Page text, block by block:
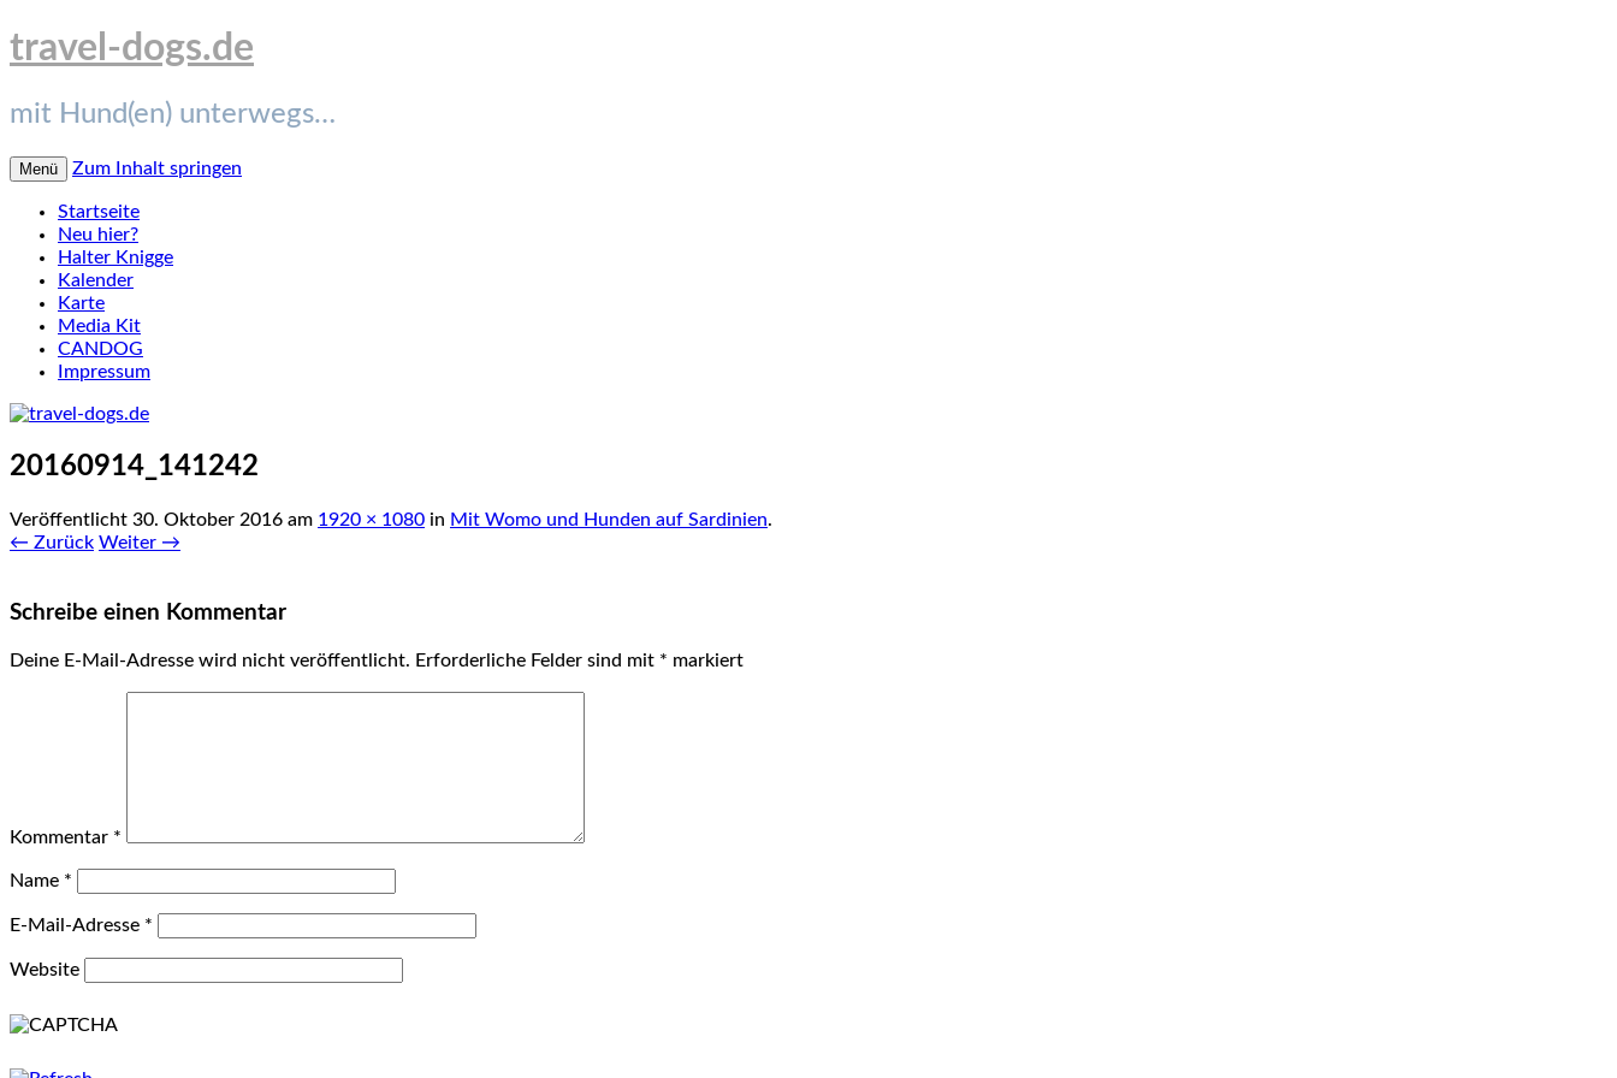
travel-dogs.de
mit Hund(en) unterwegs…
Menü Zum Inhalt springen
Startseite
Neu hier?
Halter Knigge
Kalender
Karte
Media Kit
CANDOG
Impressum
20160914_141242
Veröffentlicht 30. Oktober 2016 am 1920 × 1080 in Mit Womo und Hunden auf Sardinien.
← Zurück Weiter →
Schreibe einen Kommentar
Deine E-Mail-Adresse wird nicht veröffentlicht. Erforderliche Felder sind mit * markiert
Kommentar *
Name *
E-Mail-Adresse *
Website